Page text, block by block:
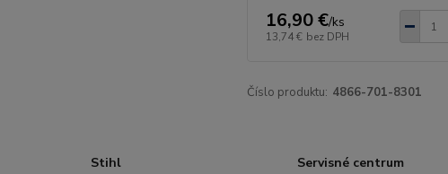
16,90 €/ks
13,74 € bez DPH
Číslo produktu: 4866-701-8301
Stihl
Servisné centrum